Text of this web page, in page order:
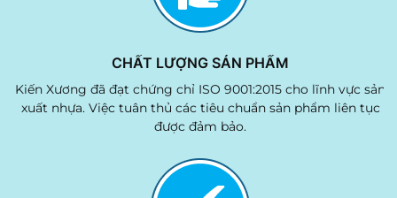
CHẤT LƯỢNG SẢN PHẨM
Kiến Xương đã đạt chứng chỉ ISO 9001:2015 cho lĩnh vực sản
xuất nhựa. Việc tuân thủ các tiêu chuẩn sản phẩm liên tục
được đảm bảo.